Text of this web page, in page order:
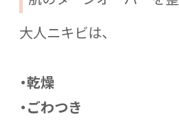
大人ニキビは、
・乾燥
・ごわつき